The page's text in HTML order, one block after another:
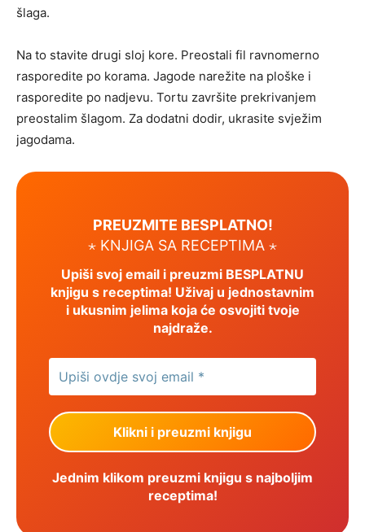
šlaga.
Na to stavite drugi sloj kore. Preostali fil ravnomerno
rasporedite po korama. Jagode narežite na ploške i
rasporedite po nadjevu. Tortu završite prekrivanjem
preostalim šlagom. Za dodatni dodir, ukrasite svježim
jagodama.
PREUZMITE BESPLATNO!
⋆ KNJIGA SA RECEPTIMA ⋆
Upiši svoj email i preuzmi BESPLATNU
knjigu s receptima! Uživaj u jednostavnim
i ukusnim jelima koja će osvojiti tvoje
najdraže.
Jednim klikom preuzmi knjigu s najboljim
receptima!